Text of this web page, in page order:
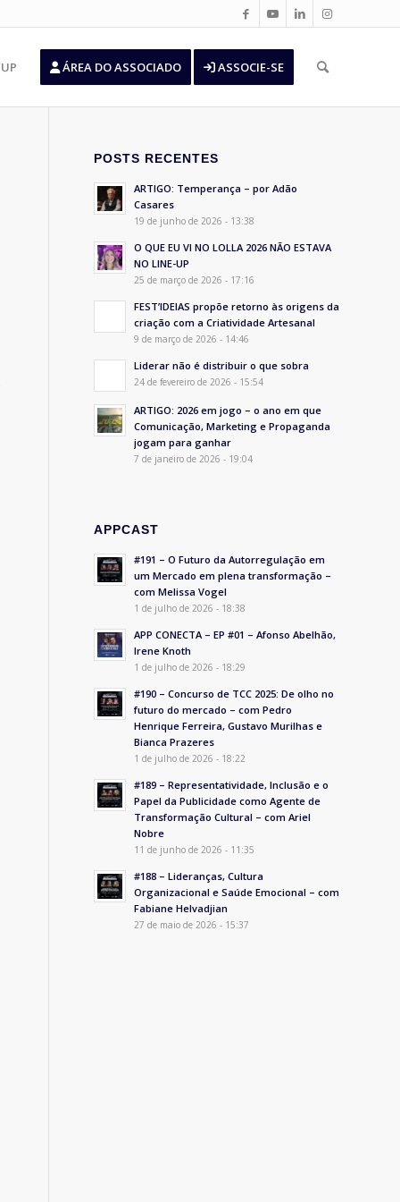
ÁREA DO ASSOCIADO ASSOCIE-SE
POSTS RECENTES
ARTIGO: Temperança – por Adão
Casares
19 de junho de 2026 - 13:38
O QUE EU VI NO LOLLA 2026 NÃO ESTAVA
NO LINE-UP
25 de março de 2026 - 17:16
FEST’IDEIAS propõe retorno às origens da
criação com a Criatividade Artesanal
9 de março de 2026 - 14:46
Liderar não é distribuir o que sobra
24 de fevereiro de 2026 - 15:54
ARTIGO: 2026 em jogo – o ano em que
Comunicação, Marketing e Propaganda
jogam para ganhar
7 de janeiro de 2026 - 19:04
APPCAST
#191 – O Futuro da Autorregulação em
um Mercado em plena transformação –
com Melissa Vogel
1 de julho de 2026 - 18:38
APP CONECTA – EP #01 – Afonso Abelhão,
Irene Knoth
1 de julho de 2026 - 18:29
#190 – Concurso de TCC 2025: De olho no
futuro do mercado – com Pedro
Henrique Ferreira, Gustavo Murilhas e
Bianca Prazeres
1 de julho de 2026 - 18:22
#189 – Representatividade, Inclusão e o
Papel da Publicidade como Agente de
Transformação Cultural – com Ariel
Nobre
11 de junho de 2026 - 11:35
#188 – Lideranças, Cultura
Organizacional e Saúde Emocional – com
Fabiane Helvadjian
27 de maio de 2026 - 15:37